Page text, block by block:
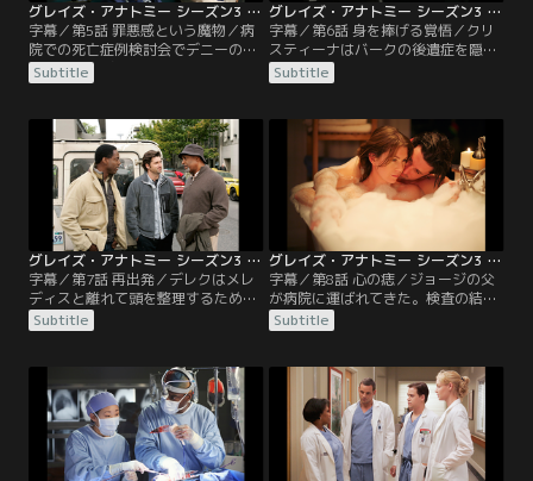
グレイズ・アナトミー シーズン3 第05話／字幕
字幕／第5話 罪悪感という魔物／病
院での死亡症例検討会でデニーの症
例が取り上げられ、バークとベイリ
ーは激しく非難される。バークはま
なかったが、そのことはクリスティ
ーナと自分だけの秘密にしていた。
デレクとアディソンはお互いの今後
の身の振り方を決めていないまま、
離婚の手続きを進め始める
Subtitle
グレイズ・アナトミー シーズン3 第06話／字幕
字幕／第6話 身を捧げる覚悟／クリ
スティーナはバークの後遺症を隠す
ために、オペのスケジュールや執刀
メンバー調べに奔走し、あれこれ画
参加しようとするが、ボードから自
分の名前が消されていることに気付
き、バークが自分の能力を信用して
いないのではと傷つく。ジョージは
カリーと本気で付き合う覚悟を決
め、カリーに告白する。
Subtitle
グレイズ・アナトミー シーズン3 第07話／字幕
字幕／第7話 再出発／デレクはメレ
ディスと離れて頭を整理するために
キャンプに出掛けるが、アレックス
とジョージが喧嘩するなど予想外の
につくことになり、デレクを忘れて
再出発するよう諭される。アディソ
ンはカリーと共に妊婦を担当。カリ
ーはアディソンにマークと自分の一
夜の関係を知らせ、気まずい思いを
する。
Subtitle
グレイズ・アナトミー シーズン3 第08話／字幕
字幕／第8話 心の痣／ジョージの父
が病院に運ばれてきた。検査の結
果、食道ガンが見つかる。そして、
さらに心臓にも問題があることが発
となる。当然のことながらバークが
執刀医となるが、ジョージはキャン
プの時にバークの手の震えを目撃し
ていたため、次第に不安にかられる
ようになる。
Subtitle